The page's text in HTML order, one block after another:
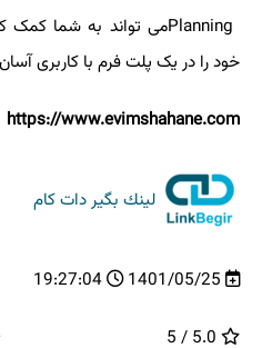
Planningمی تواند به شما کمک
خود را در یک پلت فرم با کاربری
https://www.evimshahane.com
لینك بگیر دات كام
1401/05/25
19:27:04